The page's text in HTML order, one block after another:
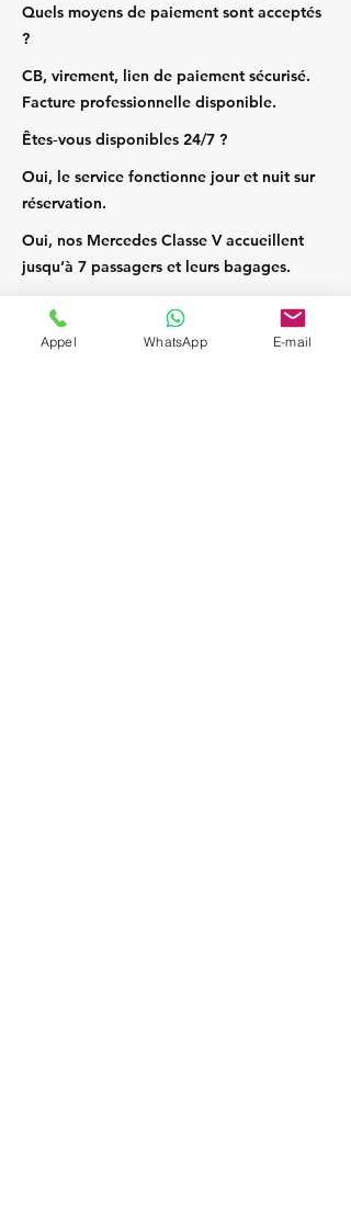
Quels moyens de paiement sont acceptés
?
CB, virement, lien de paiement sécurisé.
Facture professionnelle disponible.
Êtes‑vous disponibles 24/7 ?
Oui, le service fonctionne jour et nuit sur
réservation.
Oui, nos Mercedes Classe V accueillent
jusqu’à 7 passagers et leurs bagages.
Appel WhatsApp E-mail